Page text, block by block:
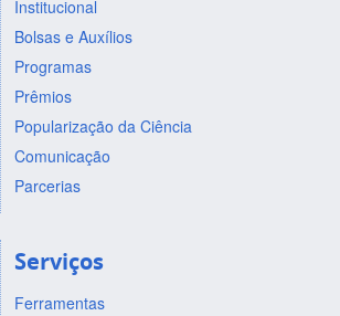
Institucional
Bolsas e Auxílios
Programas
Prêmios
Popularização da Ciência
Comunicação
Parcerias
Serviços
Ferramentas